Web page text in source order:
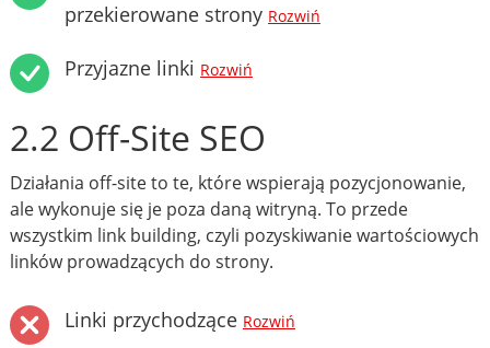
przekierowane strony Rozwiń
Przyjazne linki Rozwiń
2.2 Off-Site SEO
Działania off-site to te, które wspierają pozycjonowanie,
ale wykonuje się je poza daną witryną. To przede
wszystkim link building, czyli pozyskiwanie wartościowych
linków prowadzących do strony.
Linki przychodzące Rozwiń